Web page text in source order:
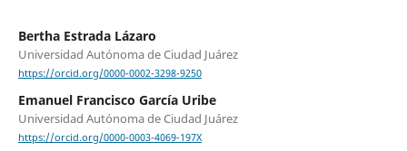
Bertha Estrada Lázaro
Universidad Autónoma de Ciudad Juárez
https://orcid.org/0000-0002-3298-9250
Emanuel Francisco García Uribe
Universidad Autónoma de Ciudad Juárez
https://orcid.org/0000-0003-4069-197X